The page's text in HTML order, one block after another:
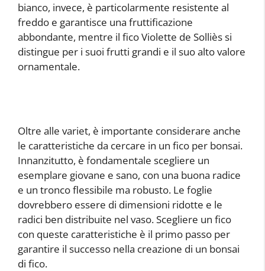
bianco, invece, è particolarmente resistente al
freddo e garantisce una fruttificazione
abbondante, mentre il fico Violette de Solliès si
distingue per i suoi frutti grandi e il suo alto valore
ornamentale.
Oltre alle variet, è importante considerare anche
le caratteristiche da cercare in un fico per bonsai.
Innanzitutto, è fondamentale scegliere un
esemplare giovane e sano, con una buona radice
e un tronco flessibile ma robusto. Le foglie
dovrebbero essere di dimensioni ridotte e le
radici ben distribuite nel vaso. Scegliere un fico
con queste caratteristiche è il primo passo per
garantire il successo nella creazione di un bonsai
di fico.